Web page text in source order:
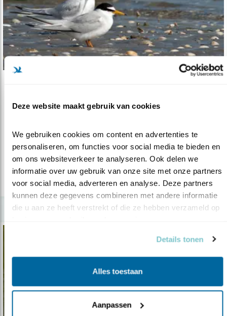
Deze website maakt gebruik van cookies
We gebruiken cookies om content en advertenties te
personaliseren, om functies voor social media te bieden en
om ons websiteverkeer te analyseren. Ook delen we
informatie over uw gebruik van onze site met onze partners
voor social media, adverteren en analyse. Deze partners
kunnen deze gegevens combineren met andere informatie
die u aan ze heeft verstrekt of die ze hebben verzameld op
Details tonen
Alles toestaan
Aanpassen
Natuurorganisaties winnen zaak om
15.11.22Er moet snel een beter plan komen voor
compensatie van de natuur die verlor..
lees meer